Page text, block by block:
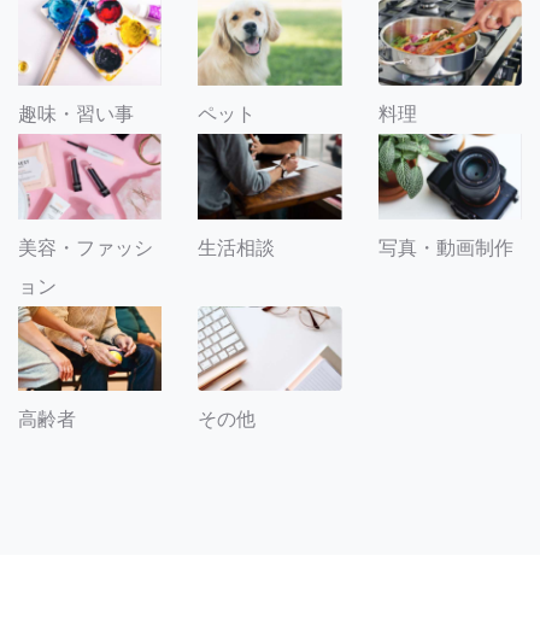
趣味・習い事 ペット 料理
美容・ファッシ
ョン
生活相談 写真・動画制作
高齢者 その他